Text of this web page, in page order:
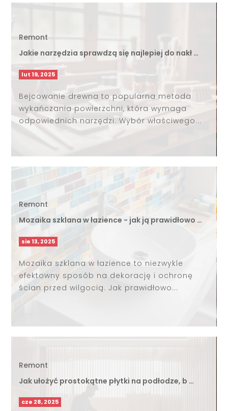
Remont
Jakie narzędzia sprawdzą się najlepiej do nakł …
lut 19, 2025
Bejcowanie drewna to popularna metoda
wykańczania powierzchni, która wymaga
odpowiednich narzędzi. Wybór właściwego...
Remont
Mozaika szklana w łazience - jak ją prawidłowo …
sie 13, 2025
Mozaika szklana w łazience to niezwykle
efektowny sposób na dekorację i ochronę
ścian przed wilgocią. Jak prawidłowo...
Remont
Jak ułożyć prostokątne płytki na podłodze, b …
cze 28, 2025